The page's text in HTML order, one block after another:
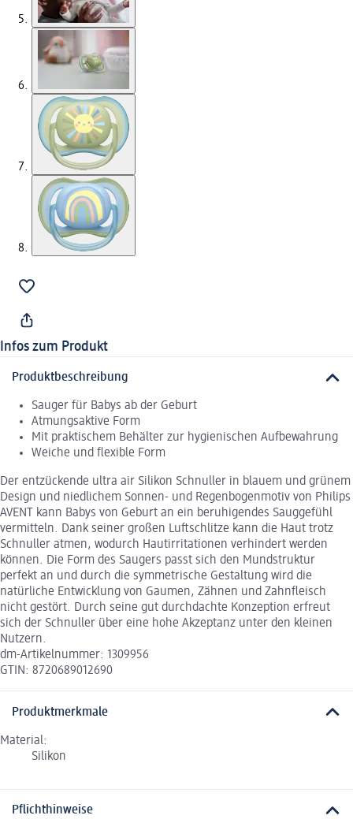
Infos zum Produkt
Produktbeschreibung
Sauger für Babys ab der Geburt
Atmungsaktive Form
Mit praktischem Behälter zur hygienischen Aufbewahrung
Weiche und flexible Form
Der entzückende ultra air Silikon Schnuller in blauem und grünem
Design und niedlichem Sonnen- und Regenbogenmotiv von Philips
AVENT kann Babys von Geburt an ein beruhigendes Sauggefühl
vermitteln. Dank seiner großen Luftschlitze kann die Haut trotz
Schnuller atmen, wodurch Hautirritationen verhindert werden
können. Die Form des Saugers passt sich den Mundstruktur
perfekt an und durch die symmetrische Gestaltung wird die
natürliche Entwicklung von Gaumen, Zähnen und Zahnfleisch
nicht gestört. Durch seine gut durchdachte Konzeption erfreut
sich der Schnuller über eine hohe Akzeptanz unter den kleinen
Nutzern.
dm-Artikelnummer: 1309956
GTIN: 8720689012690
Produktmerkmale
Material:
Silikon
Pflichthinweise